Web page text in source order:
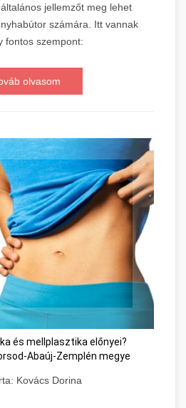
jellemzőt meg lehet
számára. Itt vannak
fontos szempont:
olvasom
és mellplasztika előnyei?
Abaúj-Zemplén megye
Kovács Dorina